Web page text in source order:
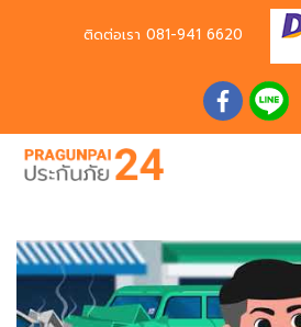
ติดต่อเรา 081-941 6620